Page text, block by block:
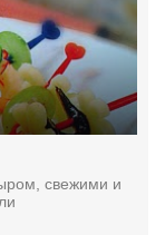
свежими и